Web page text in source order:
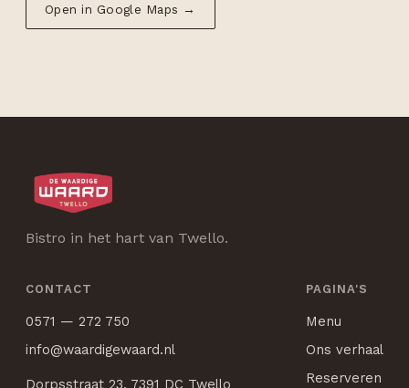
Open in Google Maps →
Bistro in het hart van Twello.
CONTACT
0571 — 272 750
info@waardigewaard.nl
Dorpsstraat 23, 7391 DC Twello
PAGINA'S
Menu
Ons verhaal
Reserveren